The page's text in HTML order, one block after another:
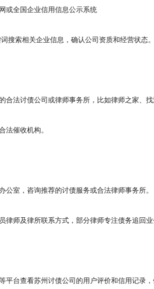
全国企业信用信息公示系统
索相关企业信息，确认公司资质和经营状态。
法讨债公司或律师事务所，比如律师之家、找
催收机构。
室，咨询推荐的讨债服务或合法律师事务所。
师及律所联系方式，部分律师专注债务追回业
台查看苏州讨债公司的用户评价和信用记录，